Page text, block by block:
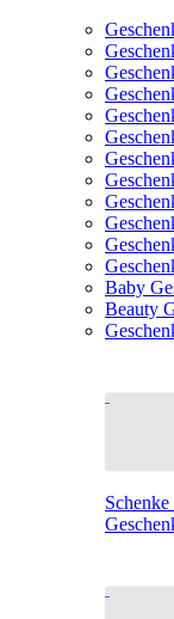
Baby
Beauty